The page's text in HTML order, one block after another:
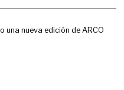
una nueva edición de ARCO